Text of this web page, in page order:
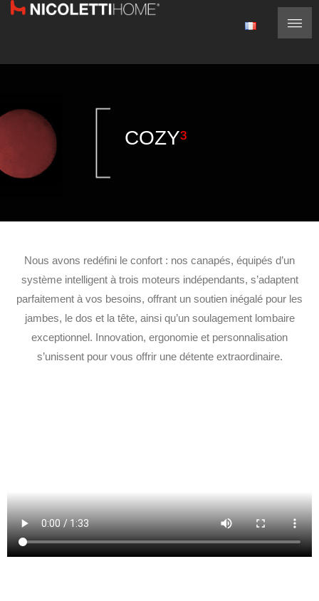
COZY³
Nous avons redéfini le confort : nos canapés, équipés d’un
système intelligent à trois moteurs indépendants, s’adaptent
parfaitement à vos besoins, offrant un soutien inégalé pour les
jambes, le dos et la tête, ainsi qu’un soulagement lombaire
exceptionnel. Innovation, ergonomie et personnalisation
s’unissent pour vous offrir une détente extraordinaire.